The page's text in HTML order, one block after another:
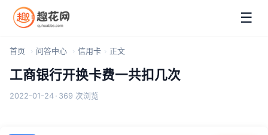
☰
首页 问答中心 信用卡 正文
工商银行开换卡费一共扣几次
2022-01-24 · 369 次浏览